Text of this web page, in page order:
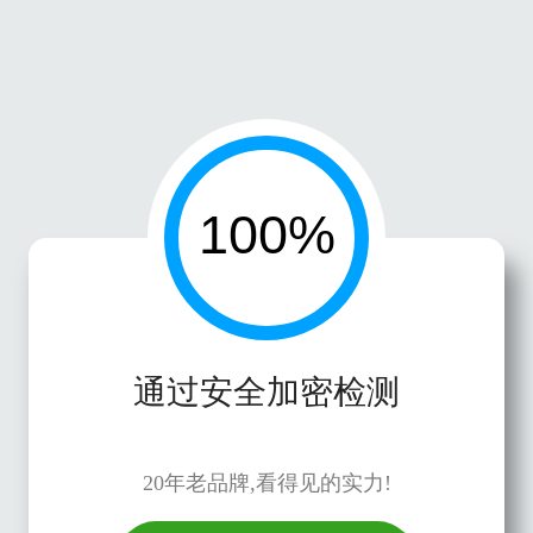
通过安全加密检测
20年老品牌,看得见的实力!